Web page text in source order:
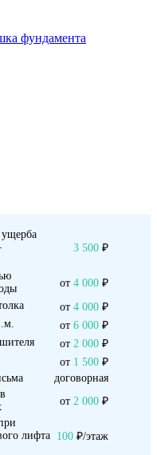
фундамента
ущерба
3 500 ₽
от 4 000 ₽
от 4 000 ₽
от 6 000 ₽
от 2 000 ₽
от 1 500 ₽
договорная
от 2 000 ₽
лифта
100 ₽/этаж